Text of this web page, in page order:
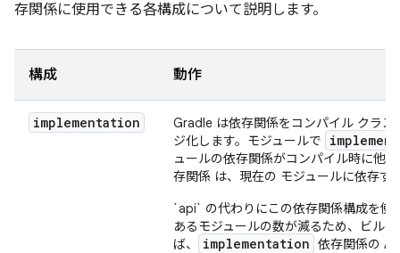
存関係に使用できる各構成について説明します。
構成 動作
implementation
Gradle は依存関係をコンパイル クラ
ジ化します。モジュールで
ュールの依存関係がコンパイル時に他
存関係 は、現在の モジュールに依存す
`api` の代わりにこの依存関係構成を使
あるモジュールの数が減るため、ビル
ば、
implementation 依存関係の